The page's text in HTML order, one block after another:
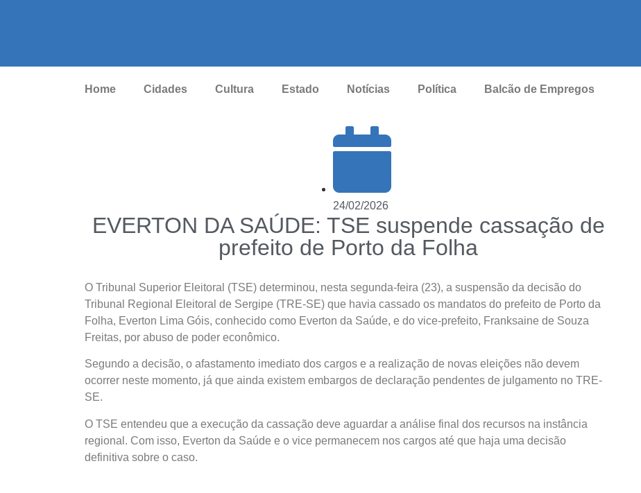
Home Cidades Cultura Estado Notícias Política Balcão de Empregos
24/02/2026
EVERTON DA SAÚDE: TSE suspende cassação de
prefeito de Porto da Folha
O Tribunal Superior Eleitoral (TSE) determinou, nesta segunda-feira (23), a suspensão da decisão do
Tribunal Regional Eleitoral de Sergipe (TRE-SE) que havia cassado os mandatos do prefeito de Porto da
Folha, Everton Lima Góis, conhecido como Everton da Saúde, e do vice-prefeito, Franksaine de Souza
Freitas, por abuso de poder econômico.
Segundo a decisão, o afastamento imediato dos cargos e a realização de novas eleições não devem
ocorrer neste momento, já que ainda existem embargos de declaração pendentes de julgamento no TRE-
SE.
O TSE entendeu que a execução da cassação deve aguardar a análise final dos recursos na instância
regional. Com isso, Everton da Saúde e o vice permanecem nos cargos até que haja uma decisão
definitiva sobre o caso.